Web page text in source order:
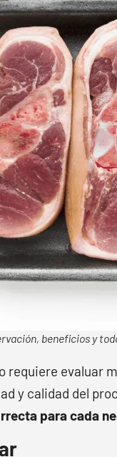
beneficios y
requiere evaluar
y calidad del
para cada